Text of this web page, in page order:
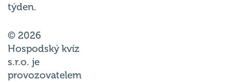
týden.
© 2026
Hospodský kvíz
s.r.o. je
provozovatelem